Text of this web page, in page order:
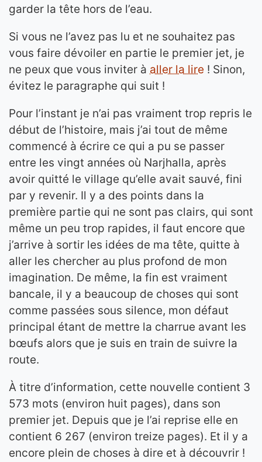
garder la tête hors de l’eau.
Si vous ne l’avez pas lu et ne souhaitez pas
vous faire dévoiler en partie le premier jet, je
ne peux que vous inviter à aller la lire ! Sinon,
évitez le paragraphe qui suit !
Pour l’instant je n’ai pas vraiment trop repris le
début de l’histoire, mais j’ai tout de même
commencé à écrire ce qui a pu se passer
entre les vingt années où Narjhalla, après
avoir quitté le village qu’elle avait sauvé, fini
par y revenir. Il y a des points dans la
première partie qui ne sont pas clairs, qui sont
même un peu trop rapides, il faut encore que
j’arrive à sortir les idées de ma tête, quitte à
aller les chercher au plus profond de mon
imagination. De même, la fin est vraiment
bancale, il y a beaucoup de choses qui sont
comme passées sous silence, mon défaut
principal étant de mettre la charrue avant les
bœufs alors que je suis en train de suivre la
route.
À titre d’information, cette nouvelle contient 3
573 mots (environ huit pages), dans son
premier jet. Depuis que je l’ai reprise elle en
contient 6 267 (environ treize pages). Et il y a
encore plein de choses à dire et à découvrir !